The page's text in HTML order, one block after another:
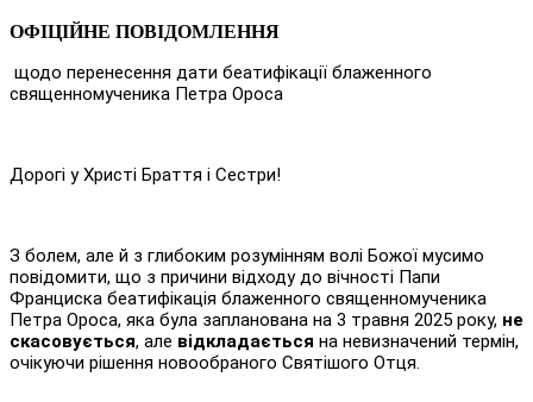
ОФІЦІЙНЕ ПОВІДОМЛЕННЯ
щодо перенесення дати беатифікації блаженного
священномученика Петра Ороса
Дорогі у Христі Браття і Сестри!
З болем, але й з глибоким розумінням волі Божої мусимо
повідомити, що з причини відходу до вічності Папи
Франциска беатифікація блаженного священномученика
Петра Ороса, яка була запланована на 3 травня 2025 року, не
скасовується, але відкладається на невизначений термін,
очікуючи рішення новообраного Святішого Отця.